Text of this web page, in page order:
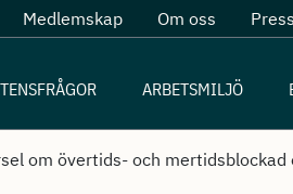
Medlemskap Om oss Press
ARBETSMILJÖ
om övertids- och